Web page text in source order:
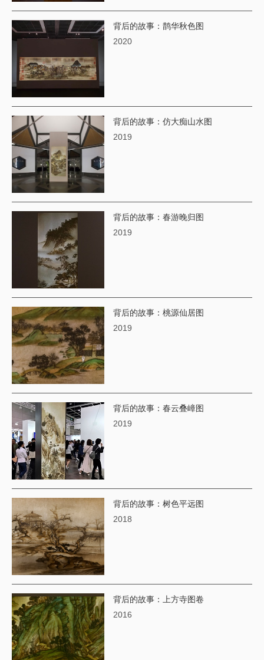
背后的故事：鹊华秋色图
2020
​背后的故事：仿大痴山水图
2019
背后的故事：春游晚归图
2019
背后的故事：桃源仙居图
2019
背后的故事：春云叠嶂图
2019
背后的故事：树色平远图
2018
背后的故事：上方寺图卷
2016